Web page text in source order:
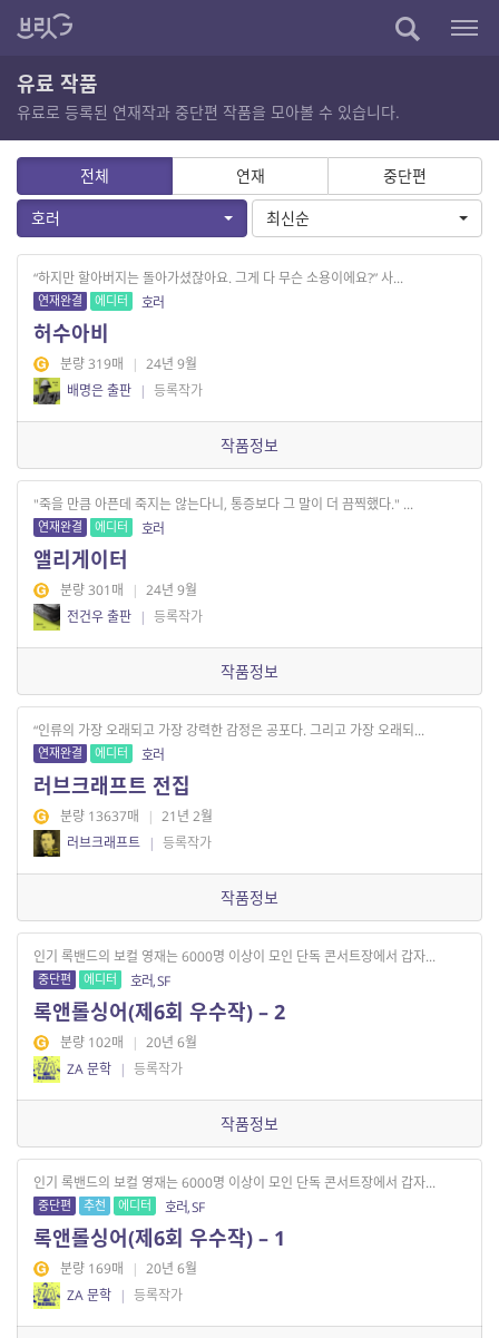
유료 작품
유료로 등록된 연재작과 중단편 작품을 모아볼 수 있습니다.
전체 연재
중단편
호러
최신순
“하지만 할아버지는 돌아가셨잖아요. 그게 다 무슨 소용이에요?” 사...
연재완결 에디터 호러
허수아비
분량 319매 | 24년 9월
배명은 출판 | 등록작가
작품정보
"죽을 만큼 아픈데 죽지는 않는다니, 통증보다 그 말이 더 끔찍했다." ...
연재완결 에디터 호러
앨리게이터
분량 301매 | 24년 9월
전건우 출판 | 등록작가
작품정보
“인류의 가장 오래되고 가장 강력한 감정은 공포다. 그리고 가장 오래되...
연재완결 에디터 호러
러브크래프트 전집
분량 13637매 | 21년 2월
러브크래프트 | 등록작가
작품정보
인기 록밴드의 보컬 영재는 6000명 이상이 모인 단독 콘서트장에서 갑자...
중단편 에디터 호러, SF
록앤롤싱어(제6회 우수작) – 2
분량 102매 | 20년 6월
ZA 문학 | 등록작가
작품정보
인기 록밴드의 보컬 영재는 6000명 이상이 모인 단독 콘서트장에서 갑자...
중단편 추천 에디터 호러, SF
록앤롤싱어(제6회 우수작) – 1
분량 169매 | 20년 6월
ZA 문학 | 등록작가